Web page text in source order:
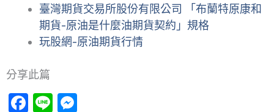
臺灣期貨交易所股份有限公司 「布蘭特原康和
期貨-原油是什麼油期貨契約」規格
玩股網-原油期貨行情
分享此篇
Facebook
Line